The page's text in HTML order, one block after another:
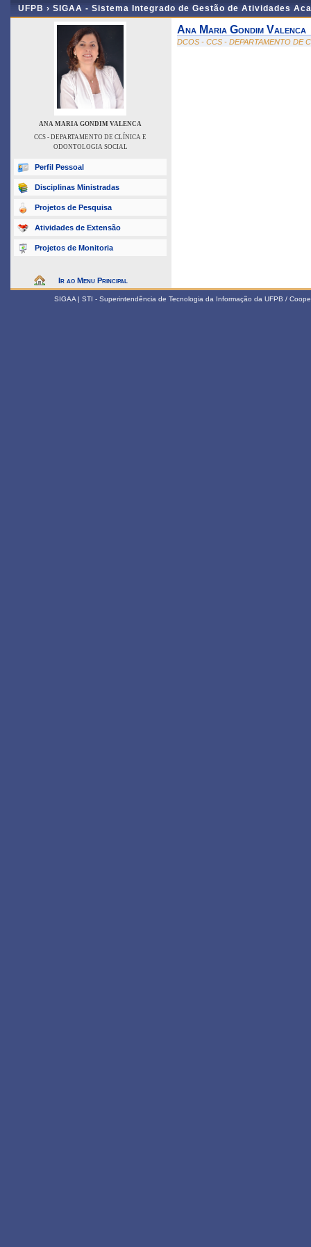
UFPB › SIGAA - Sistema Integrado de Gestão de Atividades
ANA MARIA GONDIM VALENCA
CCS - DEPARTAMENTO DE CLÍNICA E
ODONTOLOGIA SOCIAL
Perfil Pessoal
Disciplinas Ministradas
Projetos de Pesquisa
Atividades de Extensão
Projetos de Monitoria
Ir ao Menu Principal
Ana Maria Gondim Valenca
DCOS - CCS - DEPARTAMENTO DE
SIGAA | STI - Superintendência de Tecnologia da Informação da UFPB /